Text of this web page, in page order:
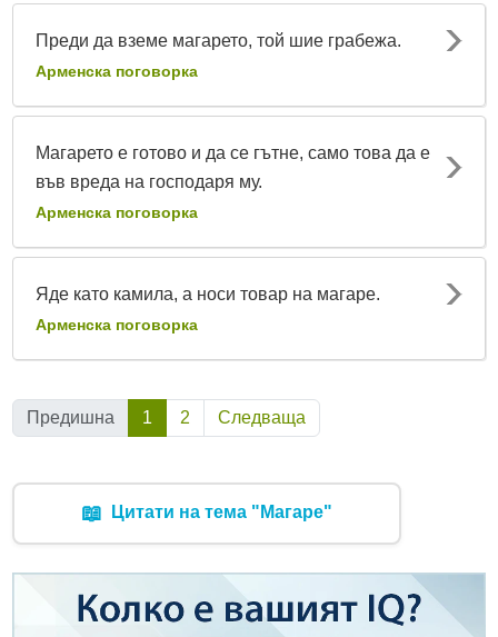
Преди да вземе магарето, той шие грабежа.
Арменска поговорка
Магарето е готово и да се гътне, само това да е
във вреда на господаря му.
Арменска поговорка
Яде като камила, а носи товар на магаре.
Арменска поговорка
Предишна 1 (Текуща)
2 Следваща
📖 Цитати на тема "Магаре"